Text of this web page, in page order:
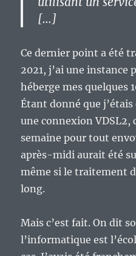
[…]
Ce dernier point a été
2021, j’ai une instance
héberge mes quelques
Étant donné que j’étais
une connexion VDSL2,
semaine pour tout
après-midi aurait été
même si le traitement
long.
Mais c’est fait. On dit
l’informatique est